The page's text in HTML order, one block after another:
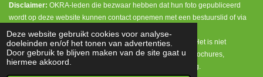
Deze website gebruikt cookies voor analyse-
doeleinden en/of het tonen van advertenties.
Door gebruik te blijven maken van de site gaat u
hiermee akkoord.
Disclaimer: OKRA-leden die bezwaar hebben dat hun foto gepubliceerd
wordt op deze website kunnen contact opnemen met een bestuurslid of via
info@okraruddervoorde.be.
Het is enkel toegelaten persoonlijke foto's te downloaden. Het is niet
toegelaten deze foto's te publiceren op andere websites, brochures,
tijdschriften, week- en dagbladen zonder onze toestemming.